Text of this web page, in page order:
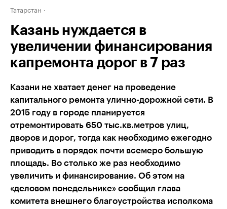
Татарстан
Казань нуждается в
увеличении финансирования
капремонта дорог в 7 раз
Казани не хватает денег на проведение
капитального ремонта улично-дорожной сети. В
2015 году в городе планируется
отремонтировать 650 тыс.кв.метров улиц,
дворов и дорог, тогда как необходимо ежегодно
приводить в порядок почти всемеро большую
площадь. Во столько же раз необходимо
увеличить и финансирование. Об этом на
«деловом понедельнике» сообщил глава
комитета внешнего благоустройства исполкома